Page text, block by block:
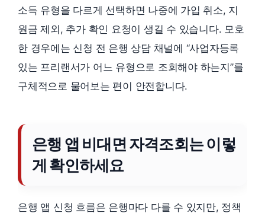
소득 유형을 다르게 선택하면 나중에 가입 취소, 지
원금 제외, 추가 확인 요청이 생길 수 있습니다. 모호
한 경우에는 신청 전 은행 상담 채널에 “사업자등록
있는 프리랜서가 어느 유형으로 조회해야 하는지”를
구체적으로 물어보는 편이 안전합니다.
은행 앱 비대면 자격조회는 이렇
게 확인하세요
은행 앱 신청 흐름은 은행마다 다를 수 있지만, 정책